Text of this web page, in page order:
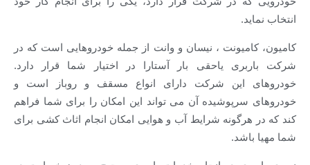
انتخاب نماید.
کامیون، کامیونت ، نیسان و وانت از جمله خودروهایی است که در
شرکت باربری یاحقی بار آستارا در اختیار شما قرار دارد.
خودروهای این شرکت دارای انواع مسقف و روباز است و
خودروهای سرپوشیده آن می تواند این امکان را برای شما فراهم
کند که در هرگونه شرایط آب و هوایی امکان انجام اثاث کشی برای
شما مهیا باشد.